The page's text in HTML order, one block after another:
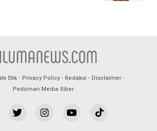
Etik Privacy Policy Redaksi
Disclaimer
Pedoman Media Siber